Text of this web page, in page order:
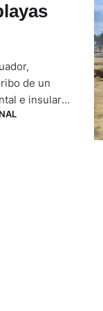
de un
e insular
de julio se